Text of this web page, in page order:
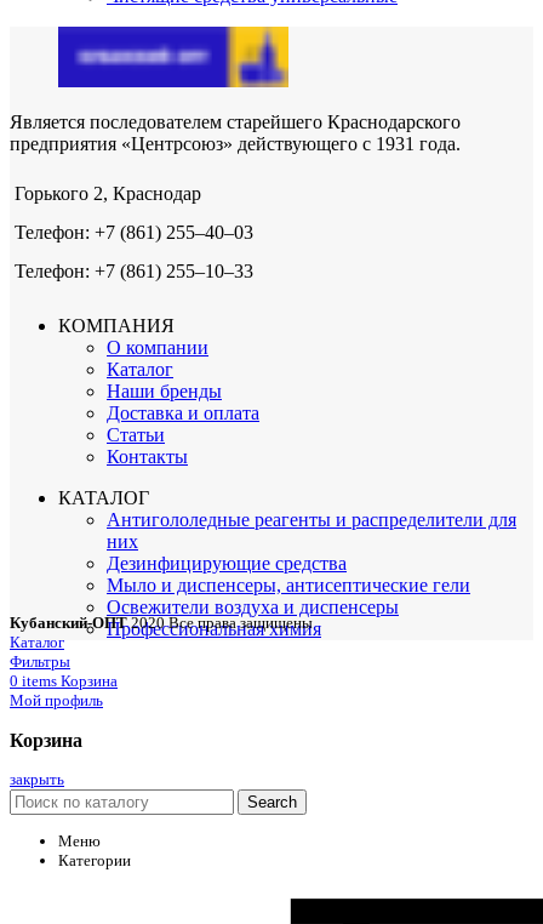
Является последователем старейшего Краснодарского
предприятия «Центрсоюз» действующего с 1931 года.
Горького 2, Краснодар
Телефон: +7 (861) 255‒40‒03
Телефон: +7 (861) 255‒10‒33
КОМПАНИЯ
О компании
Каталог
Наши бренды
Доставка и оплата
Статьи
Контакты
КАТАЛОГ
Антигололедные реагенты и распределители для
них
Дезинфицирующие средства
Мыло и диспенсеры, антисептические гели
Освежители воздуха и диспенсеры
Профессиональная химия
Кубанский-ОПТ 2020 Все права защищены
Каталог
Фильтры
0 items Корзина
Мой профиль
Корзина
закрыть
Search
Меню
Категории